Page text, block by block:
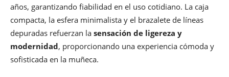
años, garantizando fiabilidad en el uso cotidiano. La caja
compacta, la esfera minimalista y el brazalete de líneas
depuradas refuerzan la sensación de ligereza y
modernidad, proporcionando una experiencia cómoda y
sofisticada en la muñeca.